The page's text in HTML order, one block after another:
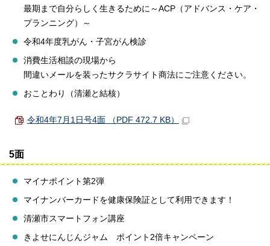
最期まで自分らしく生きるために～ACP（アドバンス・ケア・
プランニング）～
令和4年度乳がん・子宮がん検診
消費生活相談の現場から
間違いメールを装ったサクラサイト商法にご注意ください。
おことわり（清瀬と結核）
令和4年7月1日号4面 （PDF 472.7 KB）
5面
マイナポイント第2弾
マイナンバーカードを健康保険証として利用できます！
清瀬市スマートフォン講座
きよせにんじんジャム ポイント2倍キャンペーン